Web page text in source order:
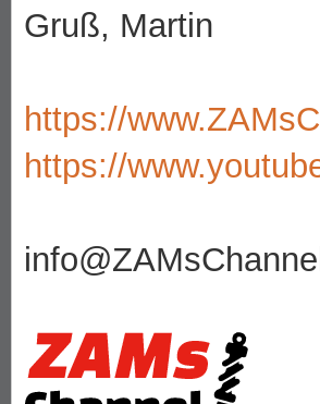
Gruß, Martin
https://
https://